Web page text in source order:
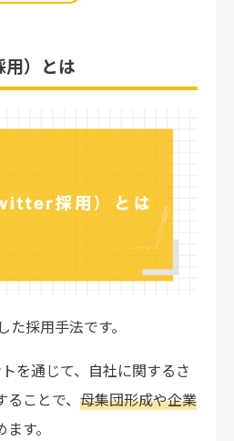
早めに返信する
ついて
）とは
た採用手法です。
を通じて、自社に関するさ
ことで、 母集団形成や企業
す。